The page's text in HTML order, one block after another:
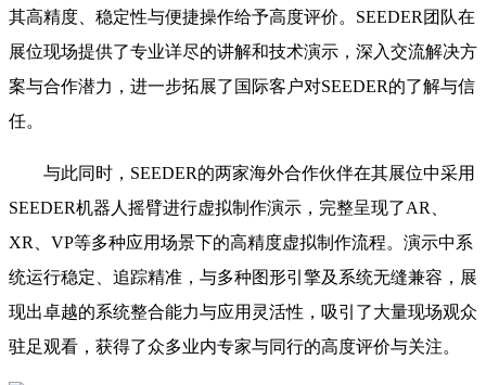
其高精度、稳定性与便捷操作给予高度评价。SEEDER团队在
展位现场提供了专业详尽的讲解和技术演示，深入交流解决方
案与合作潜力，进一步拓展了国际客户对SEEDER的了解与信
任。
与此同时，SEEDER的两家海外合作伙伴在其展位中采用
SEEDER机器人摇臂进行虚拟制作演示，完整呈现了AR、
XR、VP等多种应用场景下的高精度虚拟制作流程。演示中系
统运行稳定、追踪精准，与多种图形引擎及系统无缝兼容，展
现出卓越的系统整合能力与应用灵活性，吸引了大量现场观众
驻足观看，获得了众多业内专家与同行的高度评价与关注。